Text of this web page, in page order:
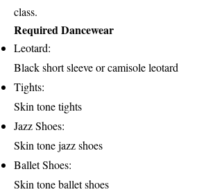
class.
Required Dancewear
Leotard:
Black short sleeve or camisole leotard
Tights:
Skin tone tights
Jazz Shoes:
Skin tone jazz shoes
Ballet Shoes:
Skin tone ballet shoes